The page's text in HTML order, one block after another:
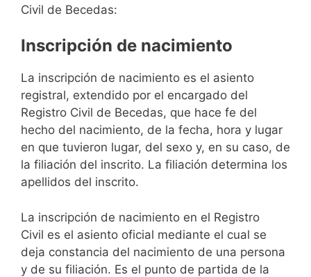
Civil de Becedas:
Inscripción de nacimiento
La inscripción de nacimiento es el asiento
registral, extendido por el encargado del
Registro Civil de Becedas, que hace fe del
hecho del nacimiento, de la fecha, hora y lugar
en que tuvieron lugar, del sexo y, en su caso, de
la filiación del inscrito. La filiación determina los
apellidos del inscrito.
La inscripción de nacimiento en el Registro
Civil es el asiento oficial mediante el cual se
deja constancia del nacimiento de una persona
y de su filiación. Es el punto de partida de la